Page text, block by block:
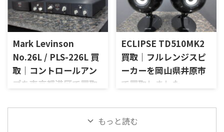
品：SANSUI AU-D907 LIMITED
メーカー：SANSUI / 山水 / ...
がら査定いたしました。 買取
商品：McIntosh C712 メーカ
ー：McIntosh / マッキントッ
OLYMPUS S7R」を出張買取さ
せていただきました。今回の
お品物は、長年大切に音楽を
楽しまれてきたご本人様より、
オーディオ機器の整理を進めた
いとのご相談をいただいたも
のです。 JBL C50 OLYMPUS
S7Rは、Olympus専用エンクロ
PR15パッシブラジエーター、
LE85ドライバー、HL91ホー
「SE-500 Stage Echo」を出張
買取させていただきました。
今回のお品物は、前オーナー
様が大切に保管されていたヴ
ィンテージのテープエコーで、
ご家族様より「価値があるも
のか分からないので、処分する
前に見てほしい」とご相談い
500は、テープを使用したアナ
ログエコーならではの揺らぎ
や質感を楽しめる機材です。査
Mark Levinson
No.26L / PLS-226L 買
取｜コントロールアン
プを東京都港区で買取
ECLIPSE TD510MK2
買取｜フルレンジスピ
ーカーを岡山県井原市
で買取しました
ルレンジスピーカー
「TD510MK2」を出張買取させ
もっと読む